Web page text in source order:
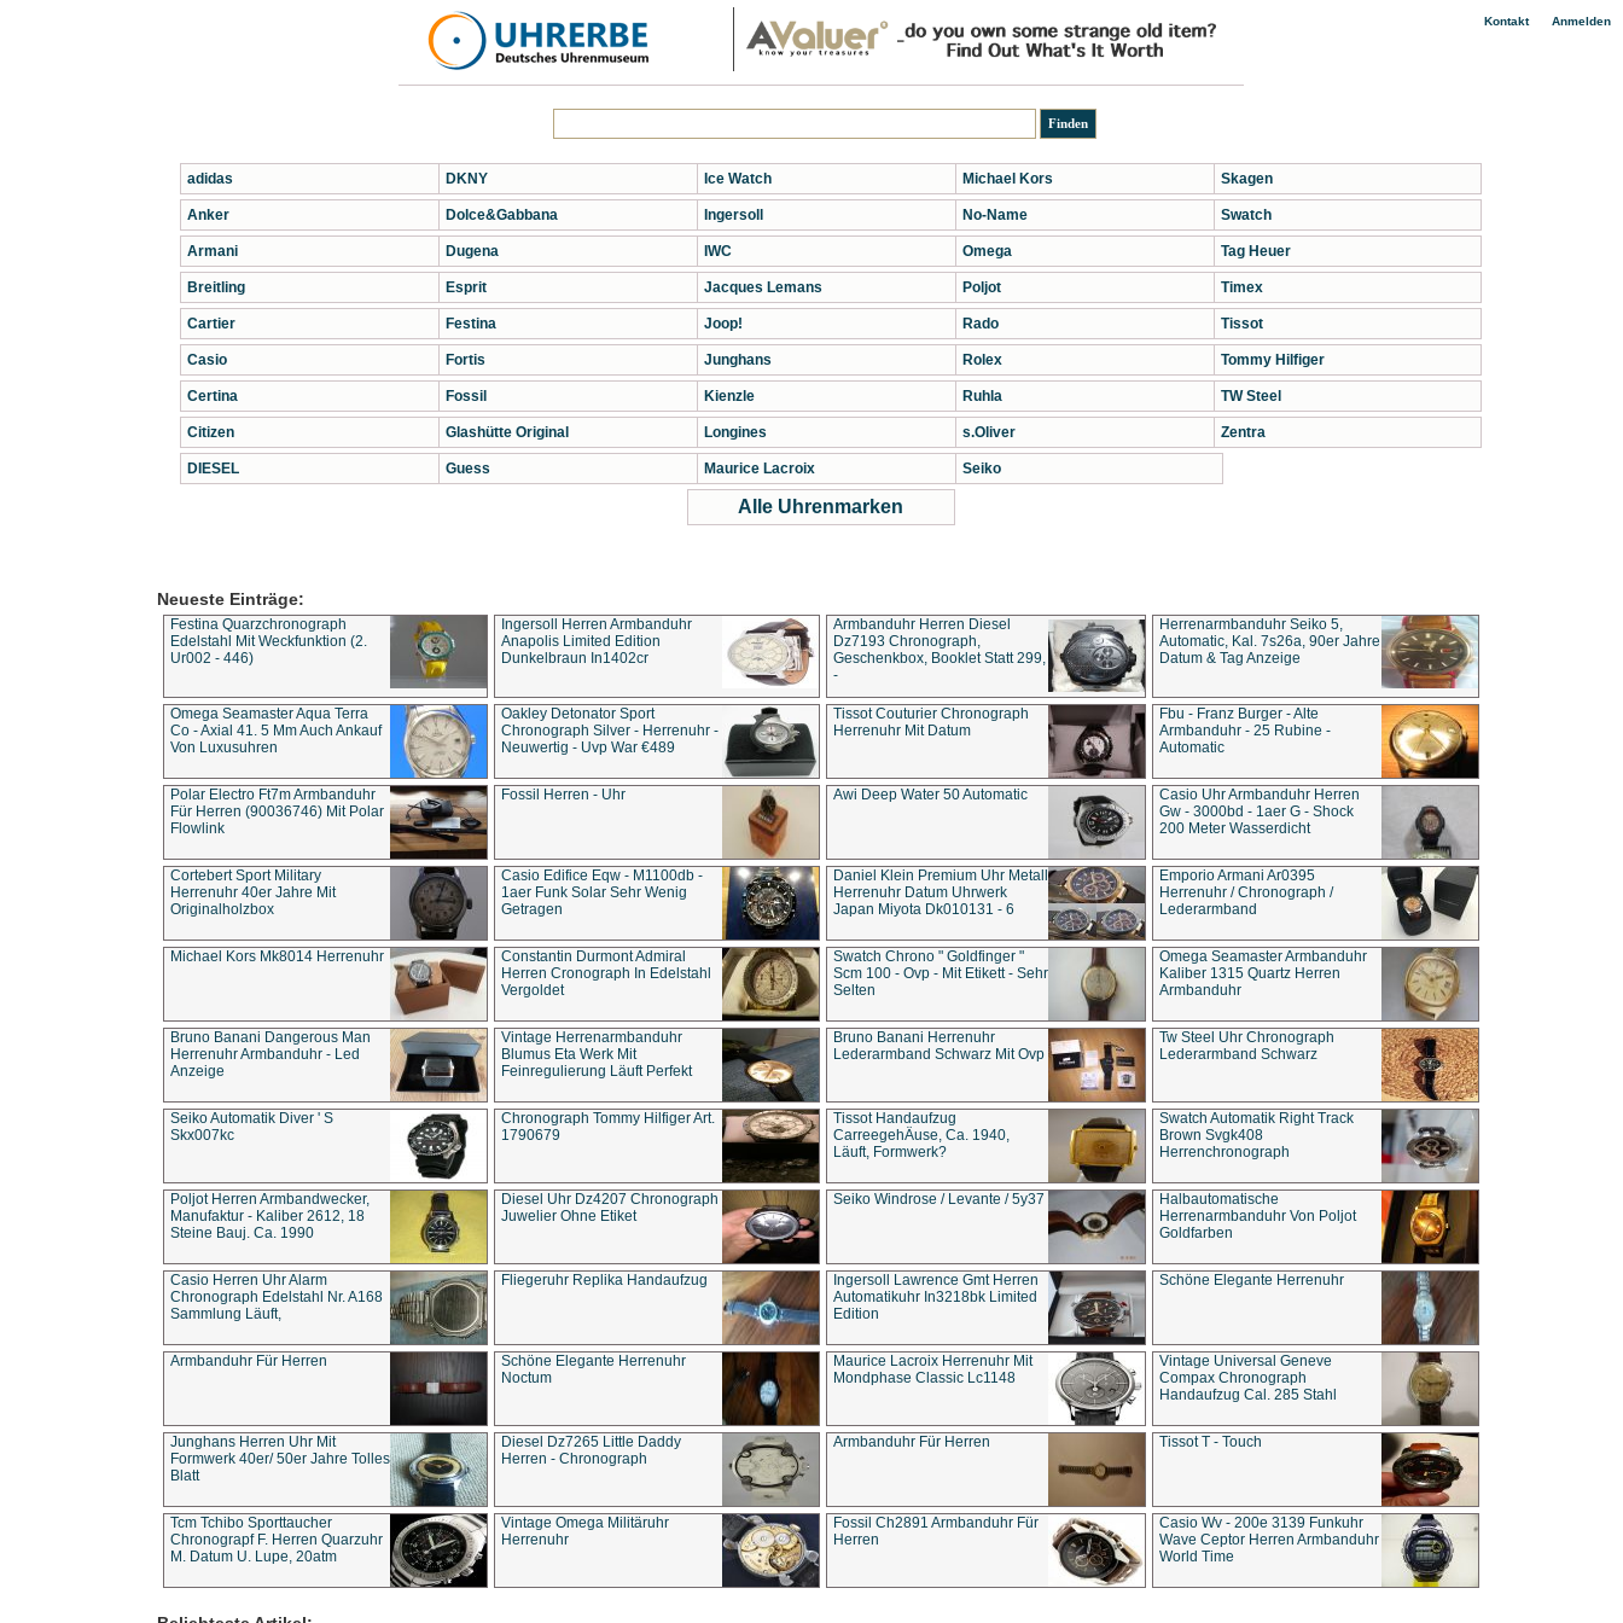
Kontakt| Anmelden
adidas
Anker
Armani
Breitling
Cartier
Casio
Certina
Citizen
DIESEL
DKNY
Dolce&Gabbana
Dugena
Esprit
Festina
Fortis
Fossil
Glashütte Original
Guess
Ice Watch
Ingersoll
IWC
Jacques Lemans
Joop!
Junghans
Kienzle
Longines
Maurice Lacroix
Michael Kors
No-Name
Omega
Poljot
Rado
Rolex
Ruhla
s.Oliver
Seiko
Skagen
Swatch
Tag Heuer
Timex
Tissot
Tommy Hilfiger
TW Steel
Zentra
Alle Uhrenmarken
Neueste Einträge:
Festina Quarzchronograph
Edelstahl Mit Weckfunktion (2.
Ur002 - 446)
Ingersoll Herren Armbanduhr
Anapolis Limited Edition
Dunkelbraun In1402cr
Armbanduhr Herren Diesel
Dz7193 Chro­no­graph,
Geschenkbox, Booklet Statt 299,
-
Herrenarmbanduhr Seiko 5,
Automatic, Kal. 7s26a, 90er Jahre
Datum & Tag Anzeige
Omega Seamaster Aqua Terra
Co - Axial 41. 5 Mm Auch Ankauf
Von Luxusuhren
Oakley Detonator Sport
Chronograph Silver - Herrenuhr -
Neuwertig - Uvp War €489
Tissot Couturier Chronograph
Herrenuhr Mit Datum
Fbu - Franz Burger - Alte
Armbanduhr - 25 Rubine -
Automatic
Polar Electro Ft7m Armbanduhr
Für Herren (90036746) Mit Polar
Flowlink
Fossil Herren - Uhr Awi Deep Water 50 Automatic
Casio Uhr Armbanduhr Herren
Gw - 3000bd - 1aer G - Shock
200 Meter Wasserdicht
Cortebert Sport Military
Herrenuhr 40er Jahre Mit
Originalholzbox
Casio Edifice Eqw - M1100db -
1aer Funk Solar Sehr Wenig
Getragen
Daniel Klein Premium Uhr Metall
Herrenuhr Datum Uhrwerk
Japan Miyota Dk010131 - 6
Emporio Armani Ar0395
Herrenuhr / Chronograph /
Lederarmband
Michael Kors Mk8014 Herrenuhr
Constantin Durmont Admiral
Herren Cronograph In Edelstahl
Vergoldet
Swatch Chrono " Goldfinger "
Scm 100 - Ovp - Mit Etikett - Sehr
Selten
Omega Seamaster Armbanduhr
Kaliber 1315 Quartz Herren
Armbanduhr
Bruno Banani Dangerous Man
Herrenuhr Armbanduhr - Led
Anzeige
Vintage Herrenarmbanduhr
Blumus Eta Werk Mit
Feinregulierung Läuft Perfekt
Bruno Banani Herrenuhr
Lederarmband Schwarz Mit Ovp
Tw Steel Uhr Chronograph
Lederarmband Schwarz
Seiko Automatik Diver ' S
Skx007kc
Chronograph Tommy Hilfiger Art.
1790679
Tissot Handaufzug
CarreegehÄuse, Ca. 1940,
Läuft, Formwerk?
Swatch Automatik Right Track
Brown Svgk408
Herrenchronograph
Poljot Herren Armbandwecker,
Manufaktur - Kaliber 2612, 18
Steine Bauj. Ca. 1990
Diesel Uhr Dz4207 Chronograph
Juwelier Ohne Etiket
Seiko Windrose / Levante / 5y37
Halbautomatische
Herrenarmbanduhr Von Poljot
Goldfarben
Casio Herren Uhr Alarm
Chronograph Edelstahl Nr. A168
Sammlung Läuft,
Fliegeruhr Replika Handaufzug
Ingersoll Lawrence Gmt Herren
Automatikuhr In3218bk Limited
Edition
Schöne Elegante Herrenuhr
Armbanduhr Für Herren
Schöne Elegante Herrenuhr
Noctum
Maurice Lacroix Herrenuhr Mit
Mondphase Classic Lc1148
Vintage Universal Geneve
Compax Chronograph
Handaufzug Cal. 285 Stahl
Junghans Herren Uhr Mit
Formwerk 40er/ 50er Jahre Tolles
Blatt
Diesel Dz7265 Little Daddy
Herren - Chronograph
Armbanduhr Für Herren Tissot T - Touch
Tcm Tchibo Sporttaucher
Chronograpf F. Herren Quarzuhr
M. Datum U. Lupe, 20atm
Vintage Omega Militäruhr
Herrenuhr
Fossil Ch2891 Armbanduhr Für
Herren
Casio Wv - 200e 3139 Funkuhr
Wave Ceptor Herren Armbanduhr
World Time